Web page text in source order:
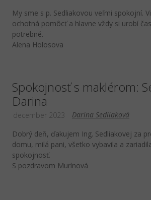
My sme s p. Sedliakovou veľmi spokojní.
ochotná pomôcť a hlavne vždy si urobí
potrebné.
Alena Holosova
Spokojnosť s maklérom:
Darina
Darina Sedliaková
december 2023
Dobrý deň, ďakujem Ing. Sedliakovej za
domu, milá pani, všetko vybavila a
spokojnosť.
S pozdravom Murínová